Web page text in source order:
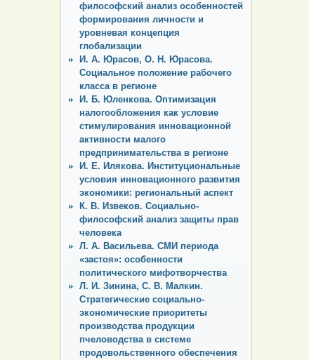
философский анализ особенностей
формирования личности и
уровневая концепция
глобализации
И. А. Юрасов, О. Н. Юрасова.
Социальное положение рабочего
класса в регионе
И. Б. Юленкова. Оптимизация
налогообложения как условие
стимулирования инновационной
активности малого
предпринимательства в регионе
И. Е. Илякова. Институциональные
условия инновационного развития
экономики: региональный аспект
К. В. Извеков. Социально-
философский анализ защиты прав
человека
Л. А. Васильева. СМИ периода
«застоя»: особенности
политического мифотворчества
Л. И. Зинина, С. В. Малкин.
Стратегические социально-
экономические приоритеты
производства продукции
пчеловодства в системе
продовольственного обеспечения